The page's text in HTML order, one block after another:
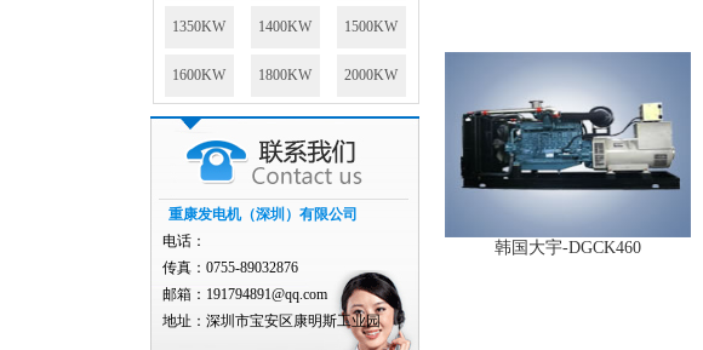
1350KW 1400KW 1500KW
1600KW 1800KW 2000KW
重康发电机（深圳）有限公司
电话：
传真：0755-89032876
邮箱：191794891@qq.com
地址：深圳市宝安区康明斯工业园
韩国大宇-DGCK460